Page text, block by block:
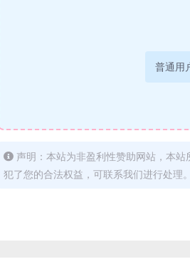
普通用
声明：本站为非盈利性赞助网站，本
犯了您的合法权益，可联系我们进行处理。